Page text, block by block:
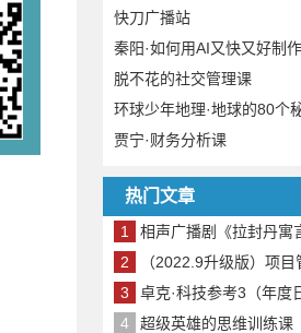
快刀广播站
秦阳·如何用AI又快又好制
脱不花的社交管理课
环球少年地理·地球的80个
贾宁·财务分析课
热门文章
1
相声广播剧《拉封丹寓
2
（2022.9升级版）项
3
卓克·科技参考3（年度
4
超级英雄的思维训练课